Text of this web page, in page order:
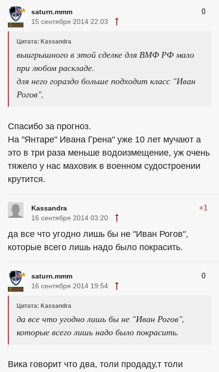
saturn.mmm 0
15 сентября 2014 22:03
Цитата: Kassandra
выигрышного в этой сделке для ВМФ РФ мало
при любом раскладе.
для него гораздо больше подходит класс "Иван
Рогов",
Спасибо за прогноз.
На "Янтаре" Ивана Грена" уже 10 лет мучают а
это в три раза меньше водоизмещение, уж очень
тяжело у нас маховик в военном судостроении
крутится.
Kassandra +1
16 сентября 2014 03:20
да все что угодно лишь бы не "Иван Рогов",
которые всего лишь надо было покрасить.
saturn.mmm 0
16 сентября 2014 19:54
Цитата: Kassandra
да все что угодно лишь бы не "Иван Рогов",
которые всего лишь надо было покрасить.
Вика говорит что два, толи продаду,т толи